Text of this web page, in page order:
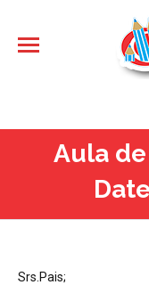
Aula
Srs.Pais;